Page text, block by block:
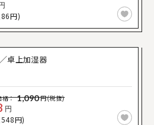
円)
卓上加湿器
格：1,090円(税抜)
円
円)